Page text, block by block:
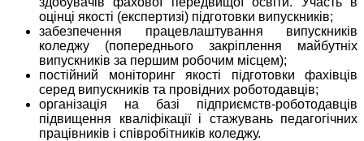
оцінці якості (експертизі) підготовки випускників;
забезпечення працевлаштування випускників
коледжу (попереднього закріплення майбутніх
випускників за першим робочим місцем);
постійний моніторинг якості підготовки фахівців
серед випускників та провідних роботодавців;
організація на базі підприємств-роботодавців
підвищення кваліфікації і стажувань педагогічних
працівників і співробітників коледжу.